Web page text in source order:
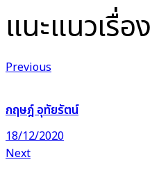
แนะแนวเรื่อง
Previous
กฤษฎ์ อุทัยรัตน์
18/12/2020
Next